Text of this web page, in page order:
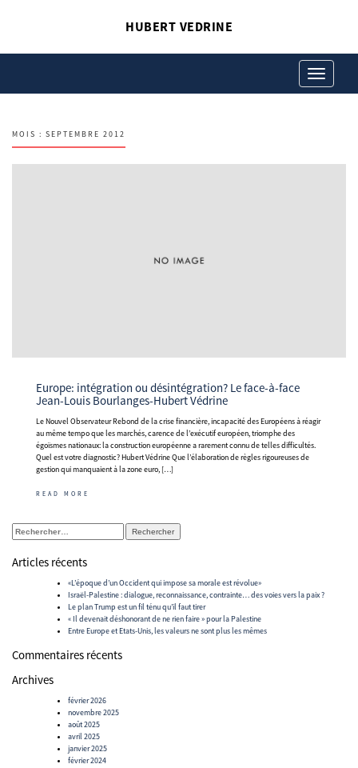
HUBERT VEDRINE
Toggle
navigation
MOIS : SEPTEMBRE 2012
Europe: intégration ou désintégration? Le face-à-face
Jean-Louis Bourlanges-Hubert Védrine
Le Nouvel Observateur Rebond de la crise financière, incapacité des Européens à réagir
au même tempo que les marchés, carence de l’exécutif européen, triomphe des
égoïsmes nationaux: la construction européenne a rarement connu de telles difficultés.
Quel est votre diagnostic? Hubert Védrine Que l’élaboration de règles rigoureuses de
gestion qui manquaient à la zone euro, […]
READ MORE
Rechercher :
Articles récents
«L’époque d’un Occident qui impose sa morale est révolue»
Israël-Palestine : dialogue, reconnaissance, contrainte… des voies vers la paix ?
Le plan Trump est un fil ténu qu’il faut tirer
« Il devenait déshonorant de ne rien faire » pour la Palestine
Entre Europe et Etats-Unis, les valeurs ne sont plus les mêmes
Commentaires récents
Archives
février 2026
novembre 2025
août 2025
avril 2025
janvier 2025
février 2024